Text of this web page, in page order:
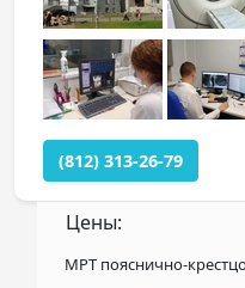
(812) 313-26-79
Цены:
МРТ пояснично-